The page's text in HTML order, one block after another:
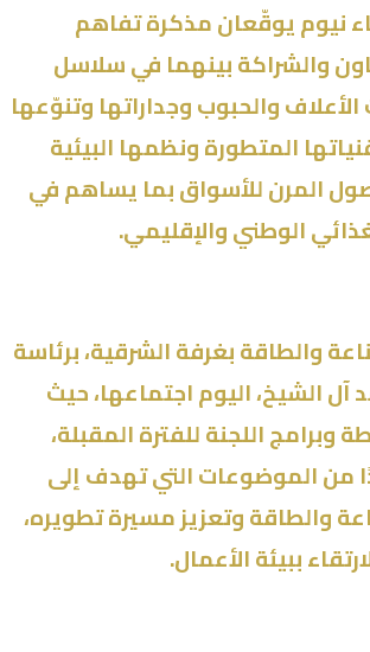
نيوم يوقّعان مذكرة تفاهم
والشراكة بينهما في سلاسل
الأعلاف والحبوب وجداراتها وتنوّعها
المتطورة ونظمها البيئية
المرن للأسواق بما يساهم في
الوطني والإقليمي.
والطاقة بغرفة الشرقية، برئاسة
آل الشيخ، اليوم اجتماعها، حيث
وبرامج اللجنة للفترة المقبلة،
من الموضوعات التي تهدف إلى
والطاقة وتعزيز مسيرة تطويره،
ببيئة الأعمال.